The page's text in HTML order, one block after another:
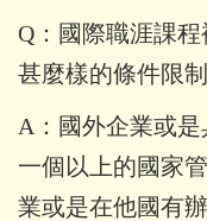
Q：國際職涯課
甚麼樣的條件限
A：國外企業或
一個以上的國家
業或是在他國有